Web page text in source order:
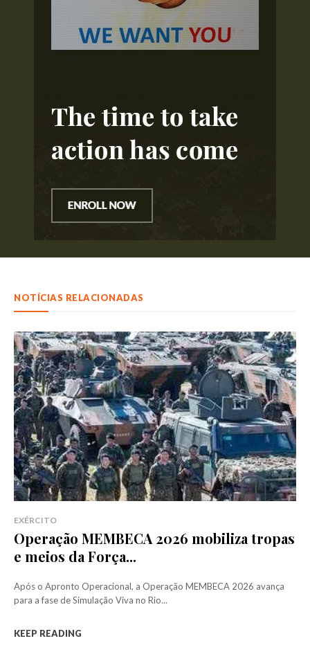
NOTÍCIAS RELACIONADAS
EXÉRCITO
Operação MEMBECA 2026 mobiliza tropas
e meios da Força...
Após o Apronto Operacional, a Operação MEMBECA 2026 avança
para a fase de Simulação Viva no Rio...
KEEP READING